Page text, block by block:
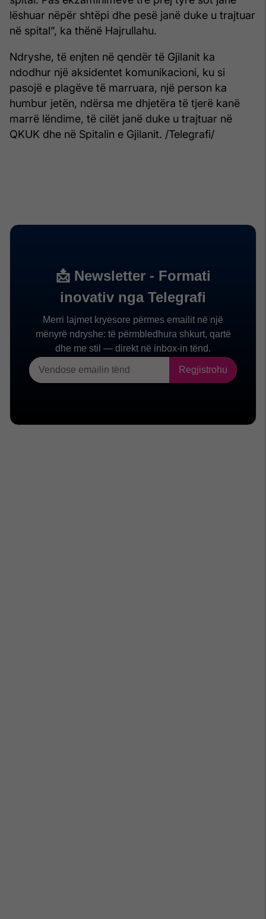
lëshuar nëpër shtëpi dhe pesë janë duke u trajtuar
në spital”, ka thënë Hajrullahu.
Ndryshe, të enjten në qendër të Gjilanit ka
ndodhur një aksidentet komunikacioni, ku si
pasojë e plagëve të marruara, një person ka
humbur jetën, ndërsa me dhjetëra të tjerë kanë
marrë lëndime, të cilët janë duke u trajtuar në
QKUK dhe në Spitalin e Gjilanit. /Telegrafi/